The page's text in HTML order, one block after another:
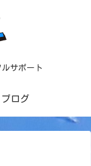
サポート
ログ